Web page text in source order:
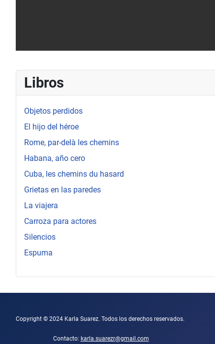
Libros
Objetos perdidos
El hijo del héroe
Rome, par-delà les chemins
Habana, año cero
Cuba, les chemins du hasard
Grietas en las paredes
La viajera
Carroza para actores
Silencios
Espuma
Copyright © 2024 Karla Suarez. Todos los derechos reservados.
Contacto: karla.suarezr@gmail.com